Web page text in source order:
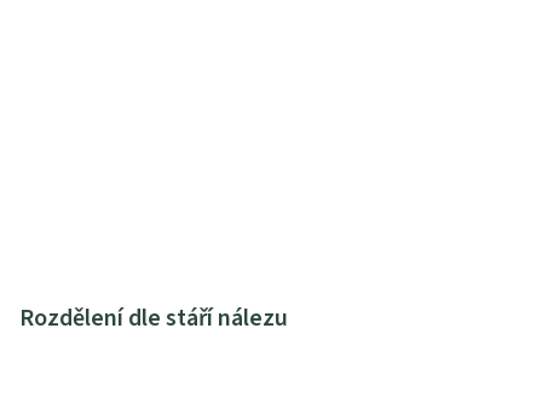
Rozdělení dle stáří nálezu